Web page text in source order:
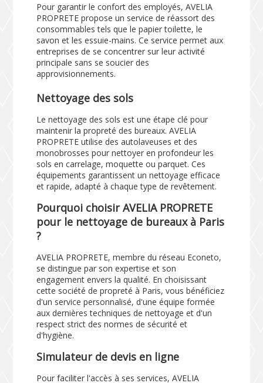
Pour garantir le confort des employés, AVELIA
PROPRETE propose un service de réassort des
consommables tels que le papier toilette, le
savon et les essuie-mains. Ce service permet aux
entreprises de se concentrer sur leur activité
principale sans se soucier des
approvisionnements.
Nettoyage des sols
Le nettoyage des sols est une étape clé pour
maintenir la propreté des bureaux. AVELIA
PROPRETE utilise des autolaveuses et des
monobrosses pour nettoyer en profondeur les
sols en carrelage, moquette ou parquet. Ces
équipements garantissent un nettoyage efficace
et rapide, adapté à chaque type de revêtement.
Pourquoi choisir AVELIA PROPRETE
pour le nettoyage de bureaux à Paris
?
AVELIA PROPRETE, membre du réseau Econeto,
se distingue par son expertise et son
engagement envers la qualité. En choisissant
cette société de propreté à Paris, vous bénéficiez
d'un service personnalisé, d'une équipe formée
aux dernières techniques de nettoyage et d'un
respect strict des normes de sécurité et
d'hygiène.
Simulateur de devis en ligne
Pour faciliter l'accès à ses services, AVELIA